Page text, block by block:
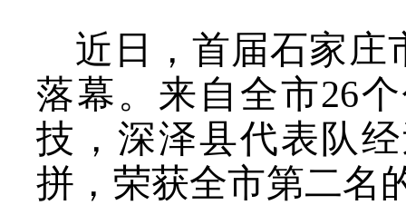
近日，首届石家庄
落幕。来自全市26
技，深泽县代表队
拼，荣获全市第二名